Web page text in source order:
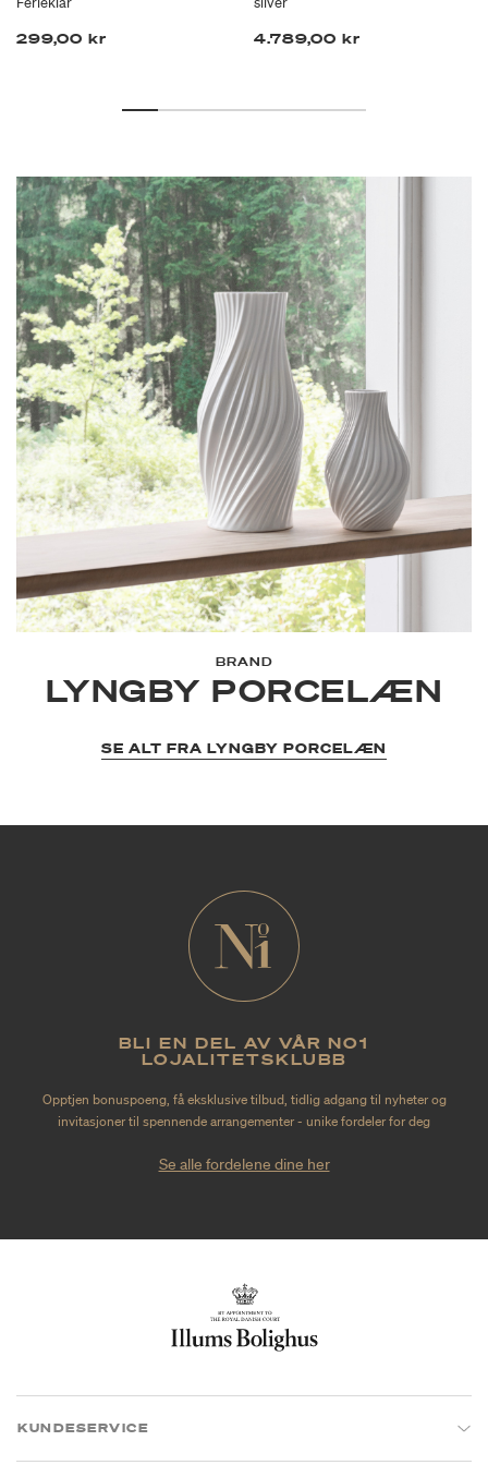
299,00 kr
4.789,00 kr
BRAND
LYNGBY PORCELÆN
SE ALT FRA LYNGBY PORCELÆN
BLI EN DEL AV VÅR NO1
LOJALITETSKLUBB
Opptjen bonuspoeng, få eksklusive tilbud, tidlig adgang til nyheter og
invitasjoner til spennende arrangementer - unike fordeler for deg
Se alle fordelene dine her
KUNDESERVICE